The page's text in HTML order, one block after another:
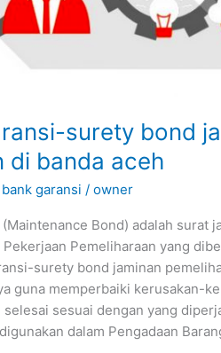
surety bond
di banda aceh
bank garansi /owner
Bond) adalah surat
Pemeliharaan yang
surety bond jaminan
guna memperbaiki kerusakan-
sesuai dengan yang
dalam Pengadaan